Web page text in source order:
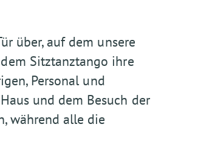
über, auf dem unsere
Sitztanztango ihre
Personal und
und dem Besuch der
während alle die